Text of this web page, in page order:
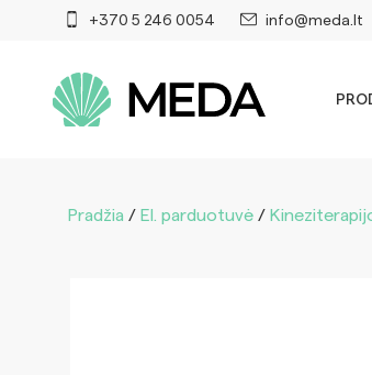
+370 5 246 0054 info@meda.lt
Pradžia / El. parduotuvė /